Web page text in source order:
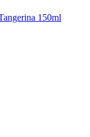
150ml